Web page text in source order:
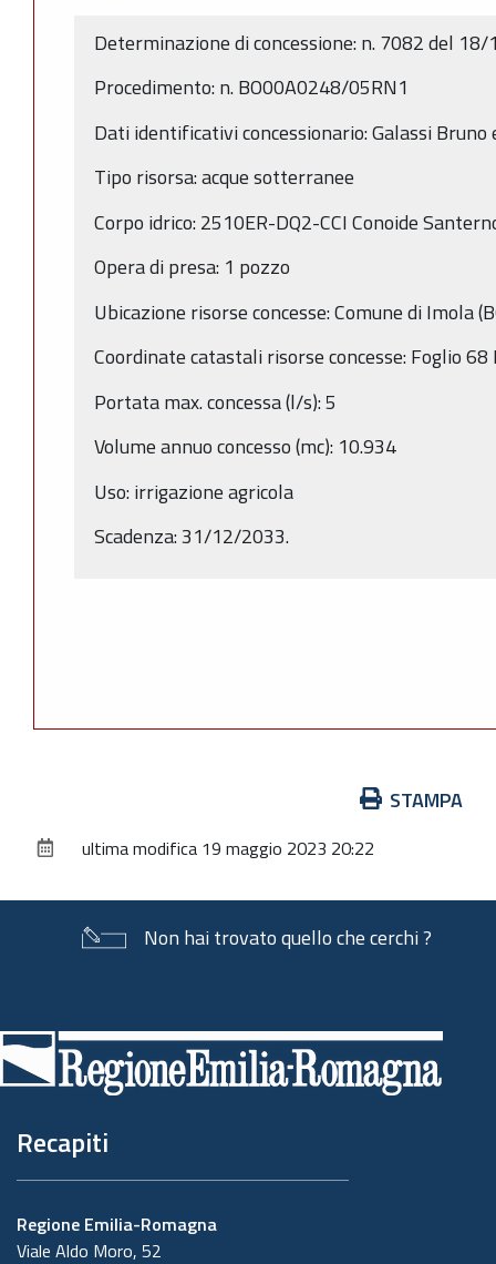
Determinazione di concessione: n. 7082 del
Procedimento: n. BO00A0248/05RN1
Dati identificativi concessionario: Galassi Bruno
Tipo risorsa: acque sotterranee
Corpo idrico: 2510ER-DQ2-CCI Conoide
Opera di presa: 1 pozzo
Ubicazione risorse concesse: Comune di Imola
Coordinate catastali risorse concesse: Foglio
Portata max. concessa (l/s): 5
Volume annuo concesso (mc): 10.934
Uso: irrigazione agricola
Scadenza: 31/12/2033.
documento
STAMPA
ultima modifica 19 maggio 2023 20:22
Non hai trovato quello che cerchi ?
di
pagina
Recapiti
Regione Emilia-Romagna
Viale Aldo Moro, 52